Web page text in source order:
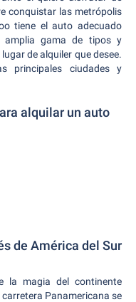
conquistar las metrópolis
tiene el auto adecuado
amplia gama de tipos y
de alquiler que desee.
principales ciudades y
alquilar un auto
de América del Sur
la magia del continente
Panamericana se